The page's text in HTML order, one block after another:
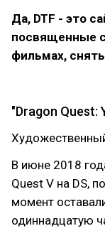
Да, DTF - это
посвященные
фильмах,
"Dragon Quest:
В июне 2018
Quest V на DS,
момент
одиннадцатую